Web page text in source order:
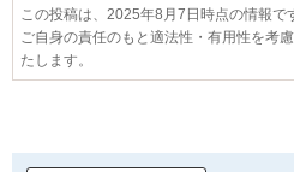
この投稿は、2025年8月7日時点の情報で
ご自身の責任のもと適法性・有用性を考
たします。